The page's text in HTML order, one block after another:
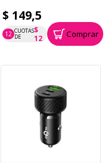
$ 149,5
12 CUOTAS
DE
$
12
P.T.F. $ 150 Comprar